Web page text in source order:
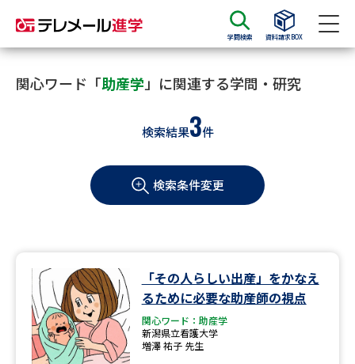
学問検索 資料請求BOX
資料請求 資料検索
大学・短大の資料種類から請求
学部・学科パンフ
過去問題集
大学・短大以外の資料から請求
専門学校の資料請求 大学院の資料請求
関心ワード「助産学 」に関連する学問・研究
検索結果3件
検索条件変更
「その人らしい出産」をかなえ
るために必要な助産師の視点
関心ワード：助産学
新潟県立看護大学
増澤 祐子 先生